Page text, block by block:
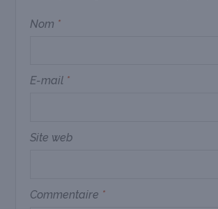
Nom *
E-mail *
Site web
Commentaire *